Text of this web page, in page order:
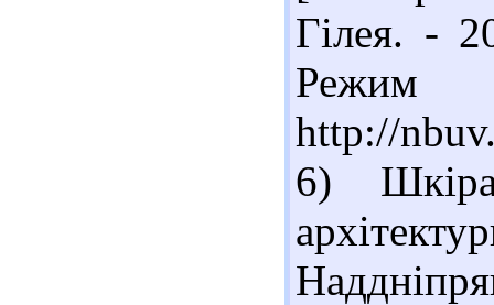
Гілея. -
http://
6)